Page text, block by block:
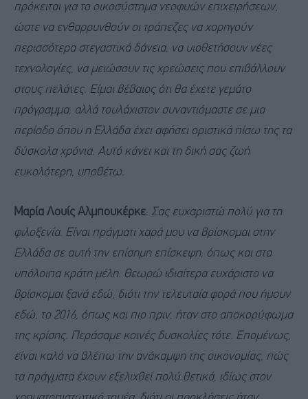
πρόκειται για το οικοσύστημα νεοφυών επιχειρήσεων,
ώστε να ενθαρρυνθούν οι τράπεζες να χορηγούν
περισσότερα στεγαστικά δάνεια, να υιοθετήσουν νέες
τεχνολογίες, να μειώσουν τις χρεώσεις που επιβάλλουν
στους πελάτες. Είμαι βέβαιος ότι θα έχετε γεμάτο
πρόγραμμα, αλλά τουλάχιστον συναντιόμαστε σε μια
περίοδο όπου η Ελλάδα έχει αφήσει οριστικά πίσω της τα
δύσκολα χρόνια. Αυτό κάνει και τη δική σας ζωή
ευκολότερη, υποθέτω.
Μαρία Λουίς Αλμπουκέρκε: Σας ευχαριστώ πολύ για τη
φιλοξενία. Είναι πράγματι χαρά μου να βρίσκομαι στην
Ελλάδα σε αυτή την επίσημη επίσκεψη, όπως και στα
υπόλοιπα κράτη μέλη. Θεωρώ ιδιαίτερα ευχάριστο να
βρίσκομαι ξανά εδώ, διότι την τελευταία φορά που ήμουν
εδώ, το 2016, όπως και πιο πριν, ήταν στο αποκορύφωμα
της κρίσης. Περάσαμε κοινές δυσκολίες τότε. Επομένως,
είναι καλό να βλέπω την ανάκαμψη της οικονομίας, πώς
τα πράγματα έχουν εξελιχθεί πολύ θετικά, ιδίως στον